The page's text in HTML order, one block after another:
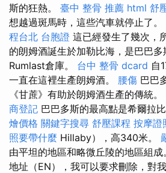
斯的狂熱。 臺中 整骨 推薦 html 舒
想越過斑馬時，這些汽車就停止了。
程台北 台胞證 這已經發生了幾次，
的朗姆酒誕生於加勒比海，是巴巴
Rumlast倉庫。 台中 整骨 dcard 自
一直在這裡生產朗姆酒。 腰傷 巴巴
《甘蔗》有助於朗姆酒生產的傳統。
商登記 巴巴多斯的最高點是希爾拉
燴價格 關鍵字搜尋 舒壓課程 按摩證
照要帶什麼 Hillaby），高340米。
由平坦的地區和略微丘陵的地區組
地址（EN），我可以要求刪除，對